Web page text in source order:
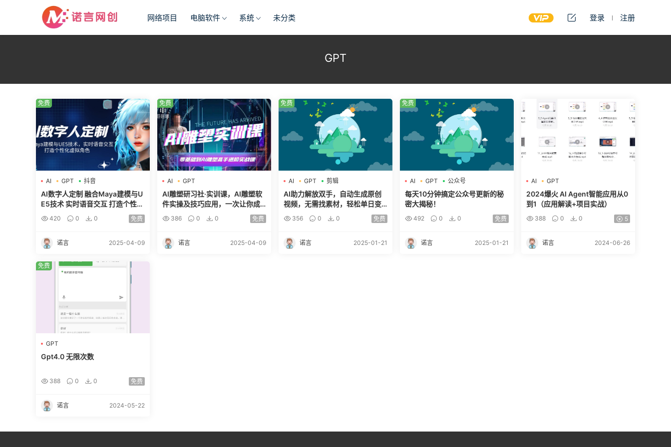
网络项目 电脑软件 系统 未分类 登录 注册
GPT
AI GPT 抖音
AI数字人定制 融合Maya建模与U
E5技术 实时语音交互 打造个性化
420 0 0 免费
诺言 2025-04-09
免费
AI GPT
AI雕塑研习社·实训课，AI雕塑软
件实操及技巧应用，一次让你成
为AI雕塑高手
386 0 0 免费
诺言 2025-04-09
免费
AI GPT 剪辑
AI助力解放双手，自动生成原创
视频，无需找素材，轻松单日变
356 0 0 免费
诺言 2025-01-21
免费
AI GPT 公众号
每天10分钟搞定公众号更新的秘
密大揭秘！
492 0 0 免费
诺言 2025-01-21
免费
AI GPT
2024爆火 AI Agent智能应用从0
到1（应用解读+项目实战）
388 0 0 5
诺言 2024-06-26
GPT
Gpt4.0 无限次数
388 0 0 免费
诺言 2024-05-22
免费